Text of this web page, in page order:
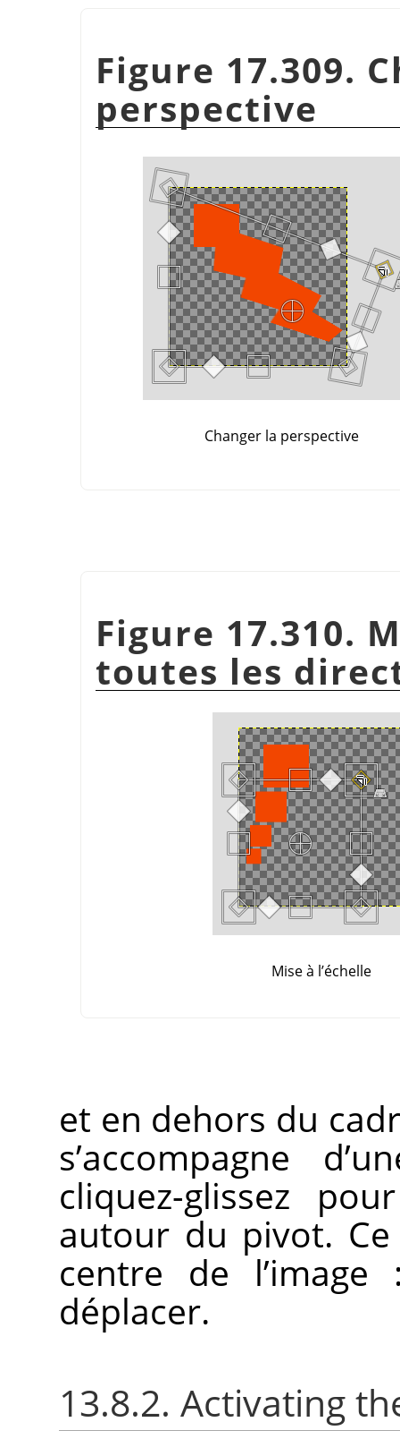
Figure 17.309.
perspective
Changer la perspective
Figure 17.310.
toutes les
Mise à l’échelle
et en dehors du
s’accompagne
cliquez-glissez
autour du pivot.
centre de l’image
déplacer.
13.8.2. Activating